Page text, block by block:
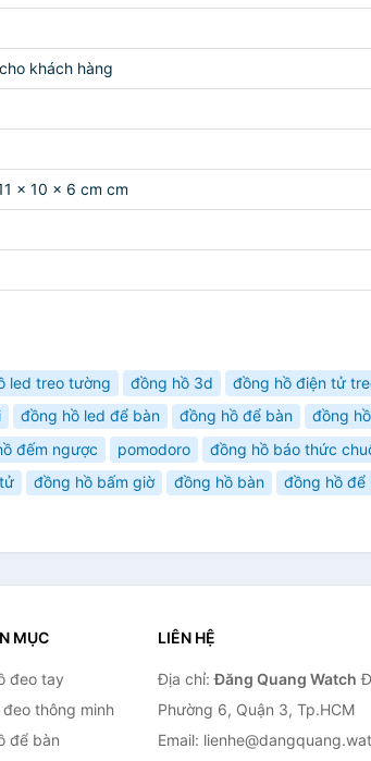
khách hàng
x 10 x 6 cm cm
led treo tường đồng hồ 3d
đồng hồ điện tử
đồng hồ led để bàn đồng hồ để bàn
đồng
đếm ngược pomodoro
đồng hồ báo thức
đồng hồ bấm giờ đồng hồ bàn đồng hồ để
MỤC
đeo tay
thông minh
để bàn
LIÊN HỆ
Địa chỉ:Đăng Quang Watch
Phường 6, Quận 3, Tp.HCM
Email: